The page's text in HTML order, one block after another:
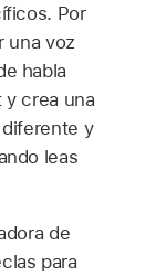
Por
una voz
habla
crea una
y
leas
de
para